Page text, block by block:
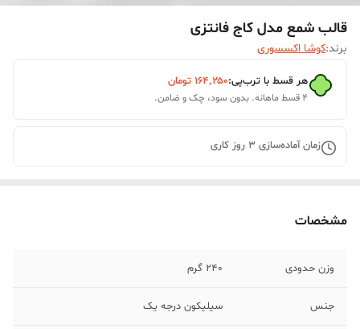
قالب شمع مدل کاج فانتزی
برند:کوشا اکسسوری
هر قسط با ترب‌پی:۱۶۴٬۲۵۰ تومان
۴ قسط ماهانه. بدون سود، چک و ضامن.
زمان آماده‌سازی 3 روز کاری
مشخصات
وزن حدودی 240 گرم
جنس سیلیکون درجه یک